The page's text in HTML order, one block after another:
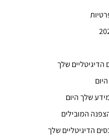
שלך
שלך היום
המובילים
הדיגיטליים שלך